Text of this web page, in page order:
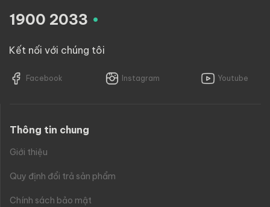
1900 2033 .
Kết nối với chúng tôi
Facebook Instagram Youtube
Thông tin chung
Giới thiệu
Quy định đổi trả sản phẩm
Chính sách bảo mật